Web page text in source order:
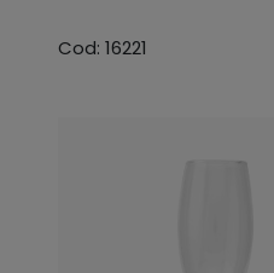
Cod: 16221